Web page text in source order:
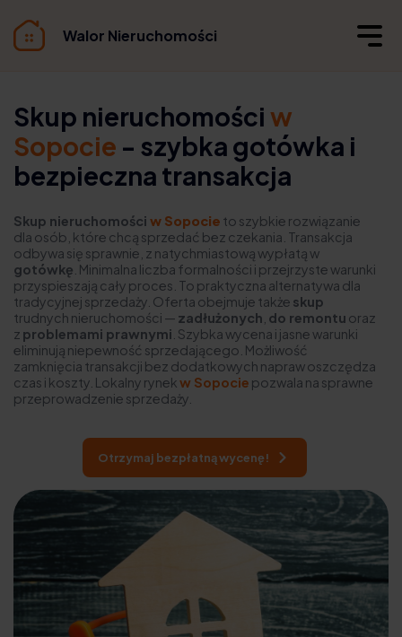
Walor Nieruchomości
Skup nieruchomości w
Sopocie - szybka gotówka i
bezpieczna transakcja
Skup nieruchomości w Sopocie to szybkie rozwiązanie
dla osób, które chcą sprzedać bez czekania. Transakcja
odbywa się sprawnie, z natychmiastową wypłatą w
gotówkę . Minimalna liczba formalności i przejrzyste warunki
przyspieszają cały proces. To praktyczna alternatywa dla
tradycyjnej sprzedaży. Oferta obejmuje także skup
trudnych nieruchomości — zadłużonych do remontu oraz
z problemami prawnymi . Szybka wycena i jasne warunki
eliminują niepewność sprzedającego. Możliwość
zamknięcia transakcji bez dodatkowych napraw oszczędza
czas i koszty. Lokalny rynekw Sopocie pozwala na sprawne
przeprowadzenie sprzedaży.
Otrzymaj bezpłatną wycenę!